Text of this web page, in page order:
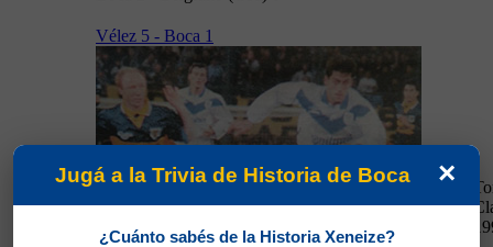
16/06/1996
Vélez 5 - Boca 1
×
Jugá a la Trivia de Historia de Boca
¿Cuánto sabés de la Historia Xeneize?